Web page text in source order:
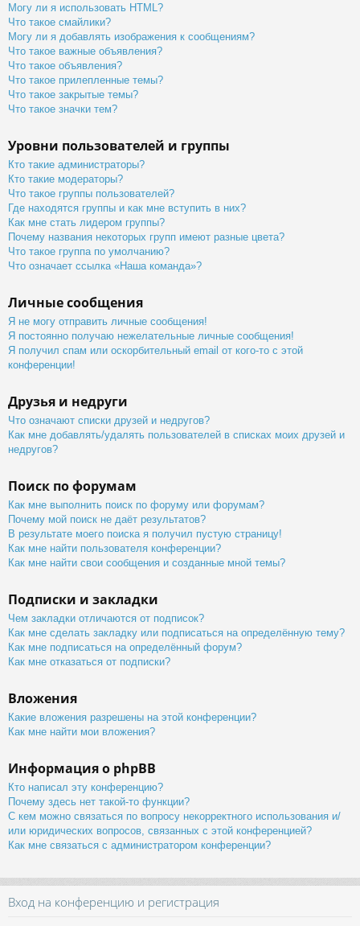
Могу ли я использовать HTML?
Что такое смайлики?
Могу ли я добавлять изображения к сообщениям?
Что такое важные объявления?
Что такое объявления?
Что такое прилепленные темы?
Что такое закрытые темы?
Что такое значки тем?
Уровни пользователей и группы
Кто такие администраторы?
Кто такие модераторы?
Что такое группы пользователей?
Где находятся группы и как мне вступить в них?
Как мне стать лидером группы?
Почему названия некоторых групп имеют разные цвета?
Что такое группа по умолчанию?
Что означает ссылка «Наша команда»?
Личные сообщения
Я не могу отправить личные сообщения!
Я постоянно получаю нежелательные личные сообщения!
Я получил спам или оскорбительный email от кого-то с этой
конференции!
Друзья и недруги
Что означают списки друзей и недругов?
Как мне добавлять/удалять пользователей в списках моих друзей и
недругов?
Поиск по форумам
Как мне выполнить поиск по форуму или форумам?
Почему мой поиск не даёт результатов?
В результате моего поиска я получил пустую страницу!
Как мне найти пользователя конференции?
Как мне найти свои сообщения и созданные мной темы?
Подписки и закладки
Чем закладки отличаются от подписок?
Как мне сделать закладку или подписаться на определённую тему?
Как мне подписаться на определённый форум?
Как мне отказаться от подписки?
Вложения
Какие вложения разрешены на этой конференции?
Как мне найти мои вложения?
Информация о phpBB
Кто написал эту конференцию?
Почему здесь нет такой-то функции?
С кем можно связаться по вопросу некорректного использования и/
или юридических вопросов, связанных с этой конференцией?
Как мне связаться с администратором конференции?
Вход на конференцию и регистрация